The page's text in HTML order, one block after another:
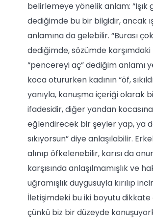
belirlemeye yönelik anlam: “Işık
dediğimde bu bir bilgidir, ancak
anlamına da gelebilir. “Burası
dediğimde, sözümde karşımdaki
“pencereyi aç” dediğim anlamı
koca otururken kadının “öf,
yanıyla, konuşma içeriği olarak
ifadesidir, diğer yandan
eğlendirecek bir şeyler yap, ya
sıkıyorsun” diye anlaşılabilir.
alınıp öfkelenebilir, karısı da
karşısında anlaşılmamışlık ve
uğramışlık duygusuyla kırılıp
İletişimdeki bu iki boyutu
çünkü biz bir düzeyde